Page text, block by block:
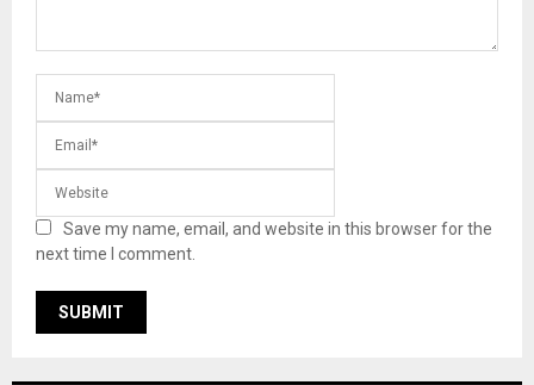
Save my name, email, and website in this browser for the
next time I comment.